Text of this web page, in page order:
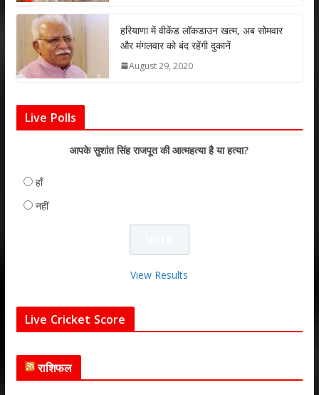
हरियाणा में वीकेंड लॉकडाउन खत्म, अब सोमवार
और मंगलवार को बंद रहेंगी दुकानें
August 29, 2020
Live Polls
आपके सुशांत सिंह राजपूत की आत्महत्या है या हत्या?
हाँ
नहीं
View Results
Live Cricket Score
राशिफल